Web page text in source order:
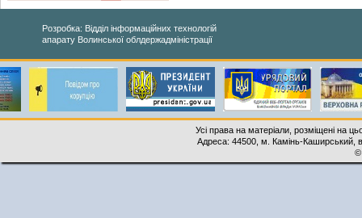
Розробка: Відділ інформаційних технологій
апарату Волинської облдержадміністрації
Усі права на матеріали, розміщені на
Адреса: 44500, м. Камінь-Каширський,
©